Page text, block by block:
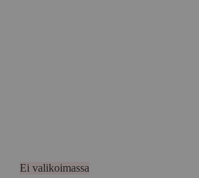
Ei valikoimassa